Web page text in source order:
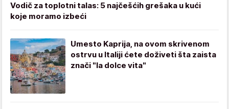
Vodič za toplotni talas: 5 najčešćih grešaka u kući
koje moramo izbeći
Umesto Kaprija, na ovom skrivenom
ostrvu u Italiji ćete doživeti šta zaista
znači "la dolce vita"